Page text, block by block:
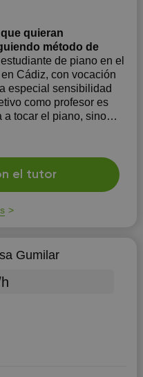
quieran
método de
de piano en el
Cádiz, con vocación
especial sensibilidad
como profesor es
a tocar el piano, sino
el primer día,...
el tutor
Gumilar